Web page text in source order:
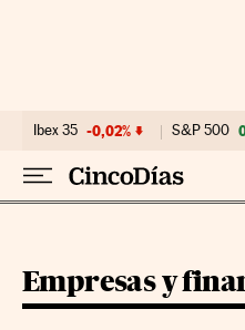
Ibex 35 -0,02% S&P 500
Empresas y